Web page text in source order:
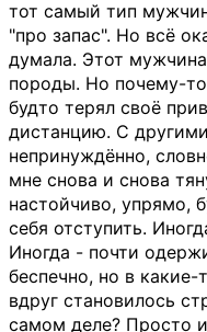
тот самый тип
"про запас". Но всё
думала. Этот
породы. Но почему-
будто терял своё
дистанцию. С
непринуждённо,
мне снова и снова
настойчиво, упрямо,
себя отступить.
Иногда - почти
беспечно, но в
вдруг становилось
самом деле? Просто